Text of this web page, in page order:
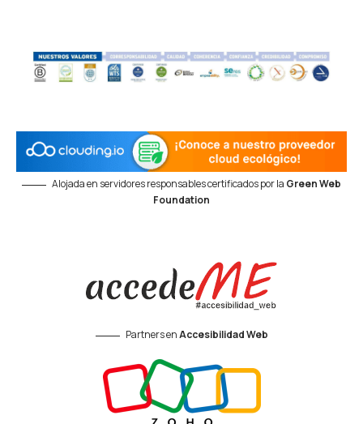
Alojada en servidores responsables certificados por la Green Web
Foundation
Partners enAccesibilidad Web